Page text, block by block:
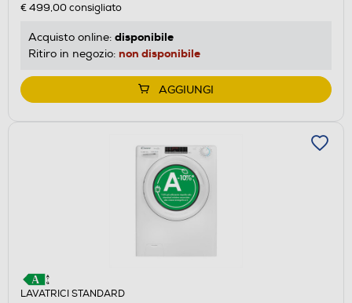
€ 499,00consigliato
Acquisto online: disponibile
Ritiro in negozio: non disponibile
AGGIUNGI
LAVATRICI STANDARD